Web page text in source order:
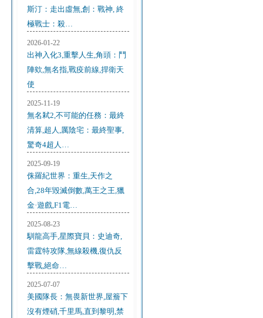
斯汀：走出虛無,創：戰神, 終
極戰士：殺…
2026-01-22
出神入化3,重擊人生,角頭：鬥
陣欸,無名指,戰疫前線,捍衛天
使
2025-11-19
無名弒2,不可能的任務：最終
清算,超人,厲陰宅：最終聖事,
驚奇4超人…
2025-09-19
侏羅紀世界：重生,天作之
合,28年毀滅倒數,萬王之王,獵
金·遊戲,F1電…
2025-08-23
馴龍高手,星際寶貝：史迪奇,
雷霆特攻隊,無線殺機,復仇反
擊戰,絕命…
2025-07-07
美國隊長：無畏新世界,屋簷下
沒有煙硝,千里馬,直到黎明,禁